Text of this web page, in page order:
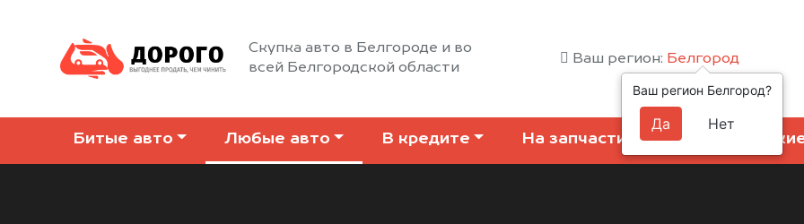
Скупка авто в Белгороде и во
всей Белгородской области
Ваш регион: Белгород
Битые авто Любые авто В кредите На запчасти
Ваш регион Белгород?
Да Нет